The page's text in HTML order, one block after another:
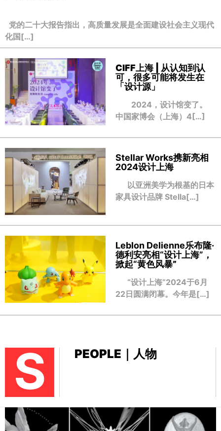
党的二十大报告指出，高质量发展是全面建设社会主义现代
化国[…]
CIFF上海 | 从认知到认
可，很多可能将发生在
「设计源」
2024，设计馆变了。
中国家博会（上海）4[…]
Stellar Works携新亮相
2024设计上海
以亚洲美学为根基的日本
家具设计品牌 Stella[…]
Leblon Delienne乐布隆·
德利安亮相“设计上海”，
掀起“黄色风暴”
“设计上海”2024于6月
22日圆满闭幕。今年是[…]
S PEOPLE｜人物